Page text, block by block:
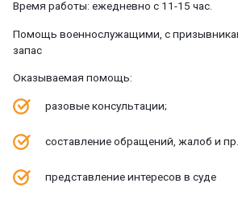
Время работы: ежедневно с 11-15 час.
Помощь военнослужащими, с
запас
Оказываемая помощь:
разовые консультации;
составление обращений, жалоб и
представление интересов в суде